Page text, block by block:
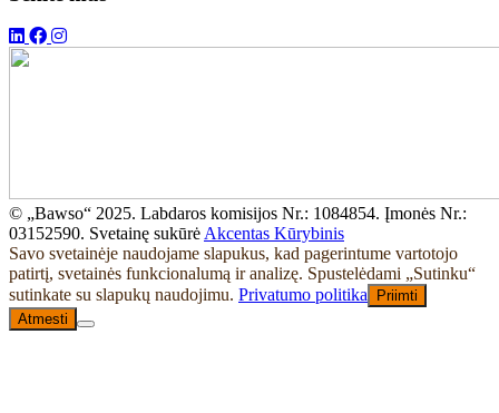
© „Bawso“ 2025. Labdaros komisijos Nr.: 1084854. Įmonės Nr.:
03152590. Svetainę sukūrėAkcentas Kūrybinis
Savo svetainėje naudojame slapukus, kad pagerintume vartotojo
patirtį, svetainės funkcionalumą ir analizę. Spustelėdami „Sutinku“
sutinkate su slapukų naudojimu. Privatumo politika
Priimti
Atmesti